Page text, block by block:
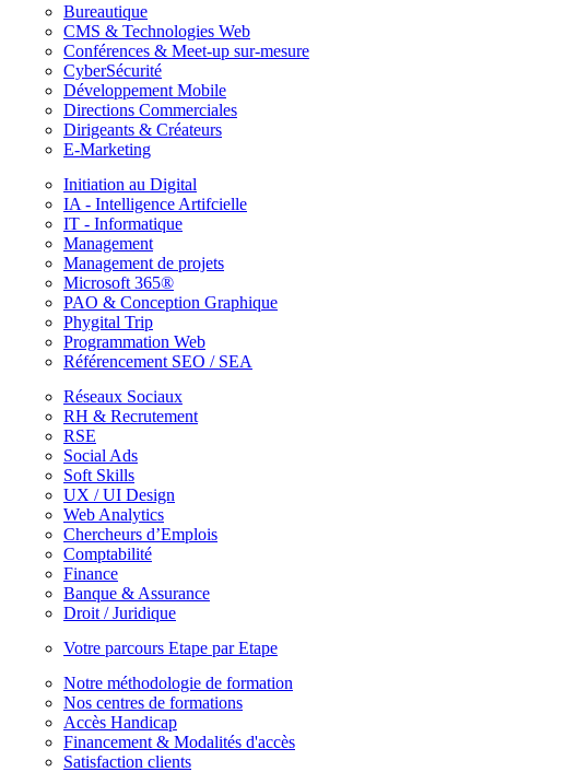
Bureautique
CMS & Technologies Web
Conférences & Meet-up sur-mesure
CyberSécurité
Développement Mobile
Directions Commerciales
Dirigeants & Créateurs
E-Marketing
Initiation au Digital
IA - Intelligence Artifcielle
IT - Informatique
Management
Management de projets
Microsoft 365®
PAO & Conception Graphique
Phygital Trip
Programmation Web
Référencement SEO / SEA
Réseaux Sociaux
RH & Recrutement
RSE
Social Ads
Soft Skills
UX / UI Design
Web Analytics
Chercheurs d’Emplois
Comptabilité
Finance
Banque & Assurance
Droit / Juridique
Votre parcours Etape par Etape
Notre méthodologie de formation
Nos centres de formations
Accès Handicap
Financement & Modalités d'accès
Satisfaction clients